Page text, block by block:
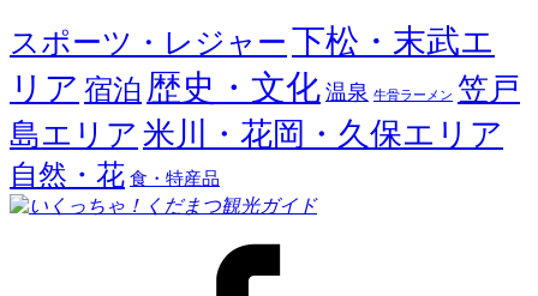
スポーツ・レジャー 下松・末武エ
リア 宿泊 歴史・文化 温泉 牛骨ラーメン 笠戸
島エリア 米川・花岡・久保エリア
自然・花 食・特産品